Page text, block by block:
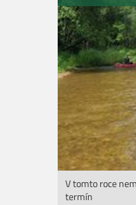
V tomto roce
termín